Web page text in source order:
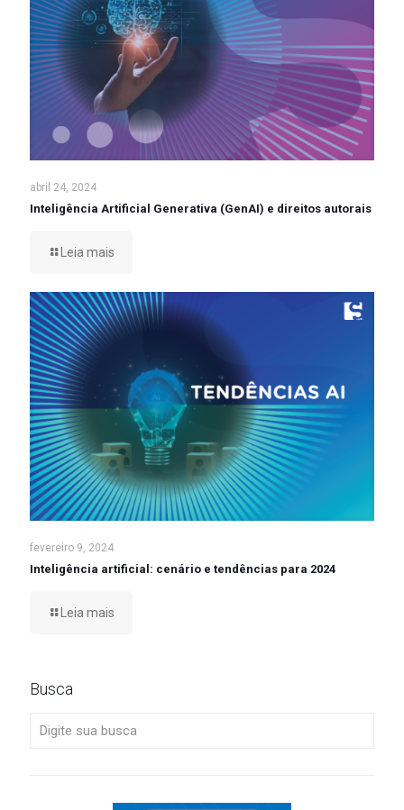
abril 24, 2024
Inteligência Artificial Generativa (GenAI) e direitos autorais
Leia mais
fevereiro 9, 2024
Inteligência artificial: cenário e tendências para 2024
Leia mais
Busca